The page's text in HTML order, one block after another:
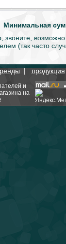
Минимальная
(так часто
|продукция